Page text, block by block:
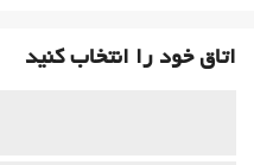
اتاق خود را انتخاب کنید